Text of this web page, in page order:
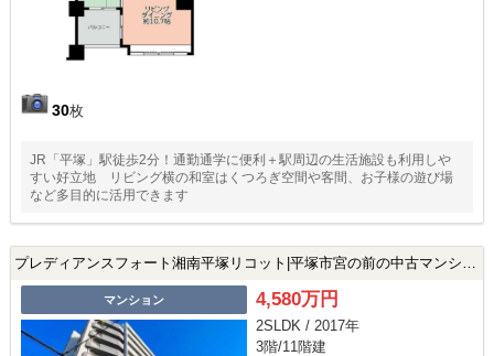
30枚
JR「平塚」駅徒歩2分！通勤通学に便利＋駅周辺の生活施設も利用しや
すい好立地 リビング横の和室はくつろぎ空間や客間、お子様の遊び場
など多目的に活用できます
マンション 4,580万円
2SLDK / 2017年
3階/11階建